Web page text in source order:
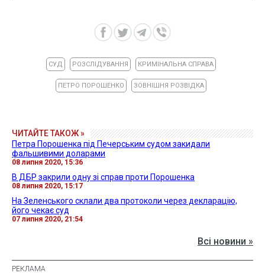
СУД РОЗСЛІДУВАННЯ КРИМІНАЛЬНА СПРАВА
ПЕТРО ПОРОШЕНКО ЗОВНІШНЯ РОЗВІДКА
ЧИТАЙТЕ ТАКОЖ »
Петра Порошенка під Печерським судом закидали
фальшивими доларами
08 липня 2020, 15:36
В ДБР закрили одну зі справ проти Порошенка
08 липня 2020, 15:17
На Зеленського склали два протоколи через декларацію,
його чекає суд
07 липня 2020, 21:54
Всі новини »